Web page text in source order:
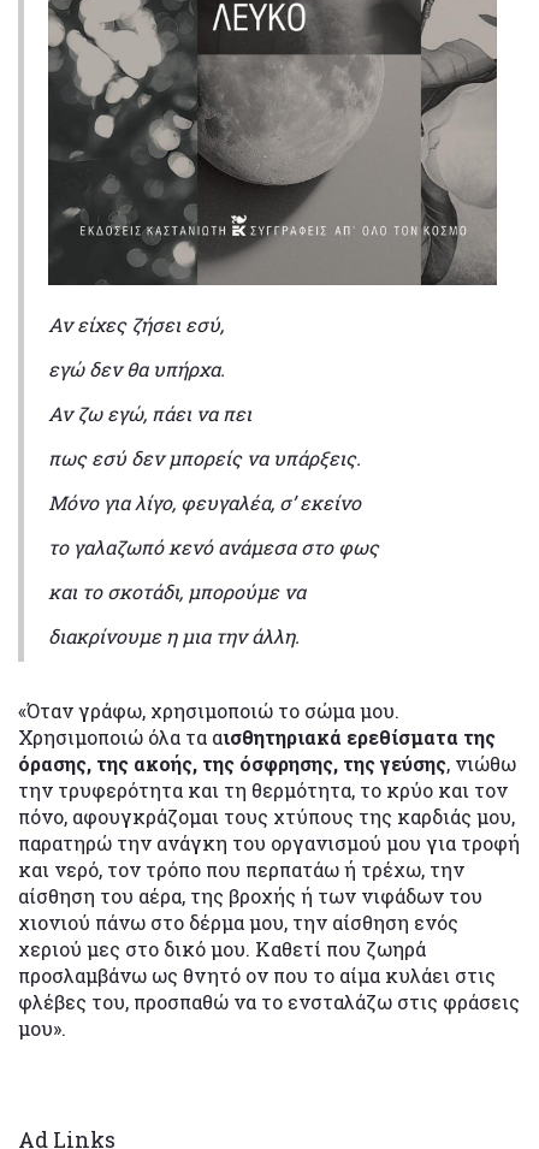
Αν είχες ζήσει εσύ,
εγώ δεν θα υπήρχα.
Αν ζω εγώ, πάει να πει
πως εσύ δεν μπορείς να υπάρξεις.
Μόνο για λίγο, φευγαλέα, σ’ εκείνο
το γαλαζωπό κενό ανάμεσα στο φως
και το σκοτάδι, μπορούμε να
διακρίνουμε η μια την άλλη.
«Όταν γράφω, χρησιμοποιώ το σώμα μου.
Χρησιμοποιώ όλα τα αισθητηριακά ερεθίσματα της
όρασης, της ακοής, της όσφρησης, της γεύσης, νιώθω
την τρυφερότητα και τη θερμότητα, το κρύο και τον
πόνο, αφουγκράζομαι τους χτύπους της καρδιάς μου,
παρατηρώ την ανάγκη του οργανισμού μου για τροφή
και νερό, τον τρόπο που περπατάω ή τρέχω, την
αίσθηση του αέρα, της βροχής ή των νιφάδων του
χιονιού πάνω στο δέρμα μου, την αίσθηση ενός
χεριού μες στο δικό μου. Καθετί που ζωηρά
προσλαμβάνω ως θνητό ον που το αίμα κυλάει στις
φλέβες του, προσπαθώ να το ενσταλάζω στις φράσεις
μου».
Ad Links